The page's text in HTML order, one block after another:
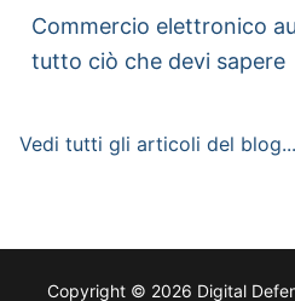
Commercio elettronico
tutto ciò che devi sapere
Vedi tutti gli articoli del blog...
Copyright © 2026 Digital